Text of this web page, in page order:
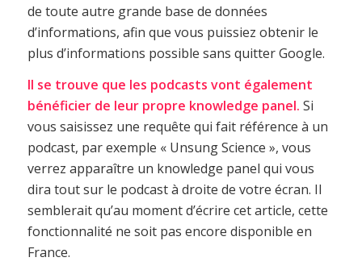
de toute autre grande base de données
d’informations, afin que vous puissiez obtenir le
plus d’informations possible sans quitter Google.
Il se trouve que les podcasts vont également
bénéficier de leur propre knowledge panel. Si
vous saisissez une requête qui fait référence à un
podcast, par exemple « Unsung Science », vous
verrez apparaître un knowledge panel qui vous
dira tout sur le podcast à droite de votre écran. Il
semblerait qu’au moment d’écrire cet article, cette
fonctionnalité ne soit pas encore disponible en
France.